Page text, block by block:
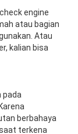
engine
atau bagian
Atau
kalian bisa
pada
. Karena
berbahaya
terkena